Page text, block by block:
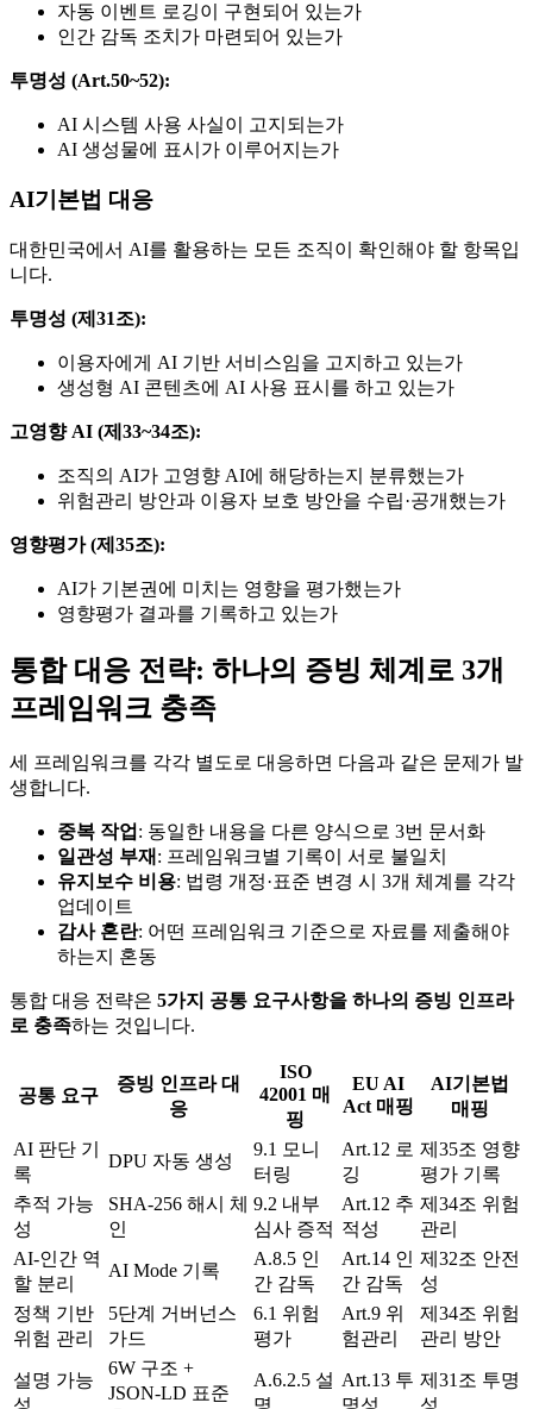
자동 이벤트 로깅이 구현되어 있는가
인간 감독 조치가 마련되어 있는가
투명성 (Art.50~52):
AI 시스템 사용 사실이 고지되는가
AI 생성물에 표시가 이루어지는가
AI기본법 대응
대한민국에서 AI를 활용하는 모든 조직이 확인해야 할 항목입
니다.
투명성 (제31조):
이용자에게 AI 기반 서비스임을 고지하고 있는가
생성형 AI 콘텐츠에 AI 사용 표시를 하고 있는가
고영향 AI (제33~34조):
조직의 AI가 고영향 AI에 해당하는지 분류했는가
위험관리 방안과 이용자 보호 방안을 수립·공개했는가
영향평가 (제35조):
AI가 기본권에 미치는 영향을 평가했는가
영향평가 결과를 기록하고 있는가
통합 대응 전략: 하나의 증빙 체계로 3개
프레임워크 충족
세 프레임워크를 각각 별도로 대응하면 다음과 같은 문제가 발
생합니다.
중복 작업 : 동일한 내용을 다른 양식으로 3번 문서화
일관성 부재 : 프레임워크별 기록이 서로 불일치
유지보수 비용: 법령 개정·표준 변경 시 3개 체계를 각각
업데이트
감사 혼란: 어떤 프레임워크 기준으로 자료를 제출해야
하는지 혼동
통합 대응 전략은 5가지 공통 요구사항을 하나의 증빙 인프라
로 충족하는 것입니다.
공통 요구
증빙 인프라 대
응
ISO
42001 매
핑
EU AI
Act 매핑
AI기본법
매핑
AI 판단 기
록
DPU 자동 생성
9.1 모니
터링
Art.12 로
깅
제35조 영향
평가 기록
추적 가능
성
SHA-256 해시 체
인
9.2 내부
심사 증적
Art.12 추
적성
제34조 위험
관리
AI-인간 역
할 분리
AI Mode 기록
A.8.5 인
간 감독
Art.14 인
간 감독
제32조 안전
성
정책 기반
위험 관리
5단계 거버넌스
가드
6.1 위험
평가
Art.9 위
험관리
제34조 위험
관리 방안
설명 가능
성
6W 구조 +
JSON-LD 표준
A.6.2.5 설
명
Art.13 투
명성
제31조 투명
성